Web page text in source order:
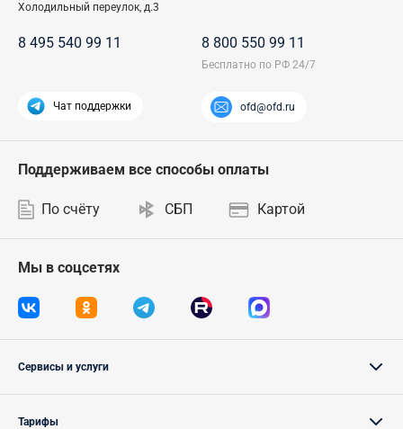
Холодильный переулок, д.3
8 495 540 99 11 8 800 550 99 11
Чат поддержки ofd@ofd.ru
Мы в соцсетях
Поддерживаем все способы оплаты
По счёту СБП Картой
Сервисы и услуги
Тарифы